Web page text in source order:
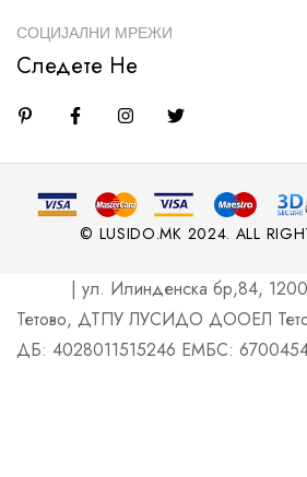
СОЦИЈАЛНИ МРЕЖИ
Следете Не
© LUSIDO.MK 2024. ALL
| ул. Илинденска бр,84, 1200
Тетово, ДТПУ ЛУСИДО ДООЕЛ
ДБ: 4028011515246 ЕМБС: